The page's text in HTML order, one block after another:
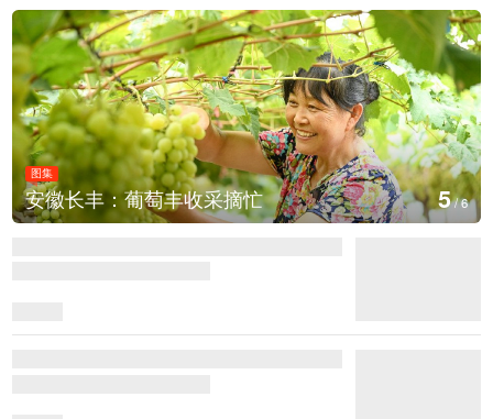
图集
湖北房县：路畅景美 6/6